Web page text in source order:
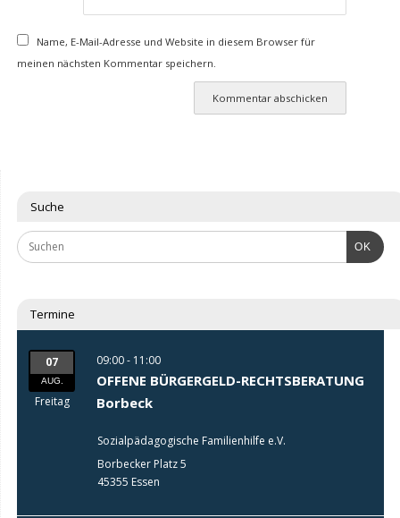
Name, E-Mail-Adresse und Website in diesem Browser für
meinen nächsten Kommentar speichern.
Suche
OK
Termine
07
AUG.
Freitag
09:00 - 11:00
OFFENE BÜRGERGELD-RECHTSBERATUNG
Borbeck
Sozialpädagogische Familienhilfe e.V.
Borbecker Platz 5
45355 Essen